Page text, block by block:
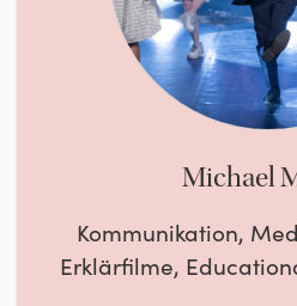
Michael
Kommunikation,
Erklärfilme,